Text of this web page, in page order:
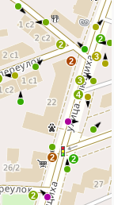
2
2
4
2
2
3
2
2
3